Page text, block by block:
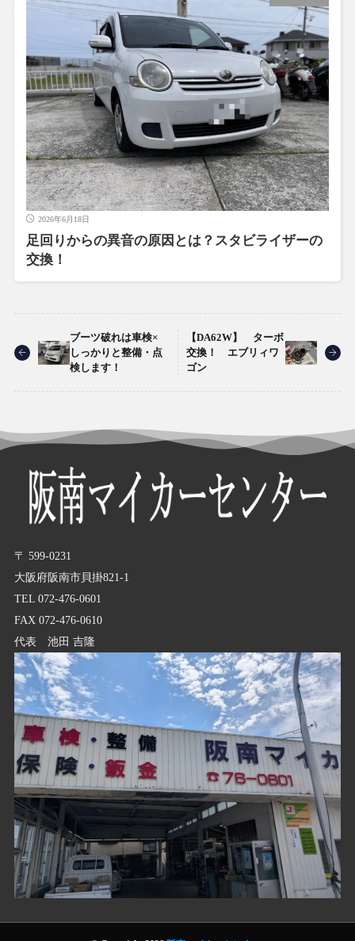
2026年6月18日
足回りからの異音の原因とは？スタビライザーの
交換！
ブーツ破れは車検×
しっかりと整備・点
検します！
【DA62W】 ターボ
交換！ エブリィワ
ゴン
〒 599-0231
大阪府阪南市貝掛821-1
TEL 072-476-0601
FAX 072-476-0610
代表 池田 吉隆